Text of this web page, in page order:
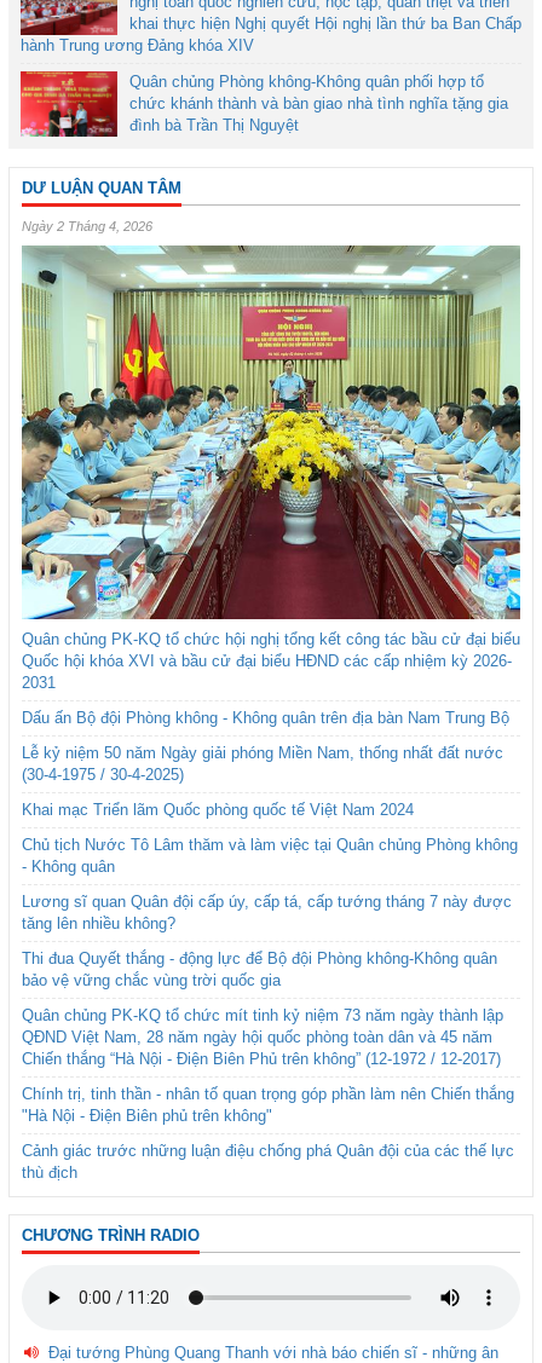
khai thực hiện Nghị quyết Hội nghị lần thứ ba Ban Chấp
hành Trung ương Đảng khóa XIV
Quân chủng Phòng không-Không quân phối hợp tổ
chức khánh thành và bàn giao nhà tình nghĩa tặng gia
đình bà Trần Thị Nguyệt
DƯ LUẬN QUAN TÂM
Ngày 2 Tháng 4, 2026
Quân chủng PK-KQ tổ chức hội nghị tổng kết công tác bầu cử đại biểu
Quốc hội khóa XVI và bầu cử đại biểu HĐND các cấp nhiệm kỳ 2026-
2031
Dấu ấn Bộ đội Phòng không - Không quân trên địa bàn Nam Trung Bộ
Lễ kỷ niệm 50 năm Ngày giải phóng Miền Nam, thống nhất đất nước
(30-4-1975 / 30-4-2025)
Khai mạc Triển lãm Quốc phòng quốc tế Việt Nam 2024
Chủ tịch Nước Tô Lâm thăm và làm việc tại Quân chủng Phòng không
- Không quân
Lương sĩ quan Quân đội cấp úy, cấp tá, cấp tướng tháng 7 này được
tăng lên nhiều không?
Thi đua Quyết thắng - động lực để Bộ đội Phòng không-Không quân
bảo vệ vững chắc vùng trời quốc gia
Quân chủng PK-KQ tổ chức mít tinh kỷ niệm 73 năm ngày thành lập
QĐND Việt Nam, 28 năm ngày hội quốc phòng toàn dân và 45 năm
Chiến thắng “Hà Nội - Điện Biên Phủ trên không” (12-1972 / 12-2017)
Chính trị, tinh thần - nhân tố quan trọng góp phần làm nên Chiến thắng
"Hà Nội - Điện Biên phủ trên không"
Cảnh giác trước những luận điệu chống phá Quân đội của các thế lực
thù địch
CHƯƠNG TRÌNH RADIO
Đại tướng Phùng Quang Thanh với nhà báo chiến sĩ - những ân